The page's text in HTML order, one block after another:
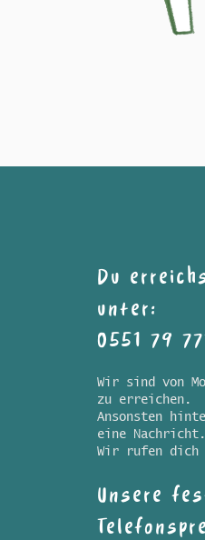
Du
unter:
0551 79
Wir sind von
zu erreichen.
Ansonsten
eine Nachricht.
Wir rufen dich
Unsere